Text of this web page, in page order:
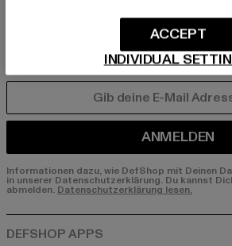
ANMELDEN
Informationen dazu, wie DefShop mit Deinen
in unserer Datenschutzerklärung. Du kannst
abmelden. Datenschutzerklärung lesen.
INDIVIDUAL
ACCEPT